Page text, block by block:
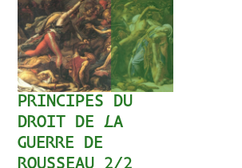
PRINCIPES DU
DROIT DE LA
GUERRE DE
ROUSSEAU 2/2